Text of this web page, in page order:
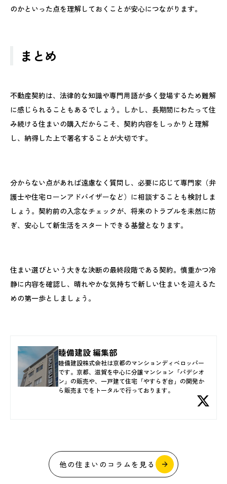
のかといった点を理解しておくことが安心につながります。
まとめ
不動産契約は、法律的な知識や専門用語が多く登場するため難解
に感じられることもあるでしょう。しかし、長期間にわたって住
み続ける住まいの購入だからこそ、契約内容をしっかりと理解
し、納得した上で署名することが大切です。
分からない点があれば遠慮なく質問し、必要に応じて専門家（弁
護士や住宅ローンアドバイザーなど）に相談することも検討しま
しょう。契約前の入念なチェックが、将来のトラブルを未然に防
ぎ、安心して新生活をスタートできる基盤となります。
住まい選びという大きな決断の最終段階である契約。慎重かつ冷
静に内容を確認し、晴れやかな気持ちで新しい住まいを迎えるた
めの第一歩としましょう。
睦備建設 編集部
睦備建設株式会社は京都のマンションディベロッパー
です。京都、滋賀を中心に分譲マンション「パデシオ
ン」の販売や、一戸建て住宅「やすらぎ台」の開発か
ら販売までをトータルで行っております。
他の住まいのコラムを見る